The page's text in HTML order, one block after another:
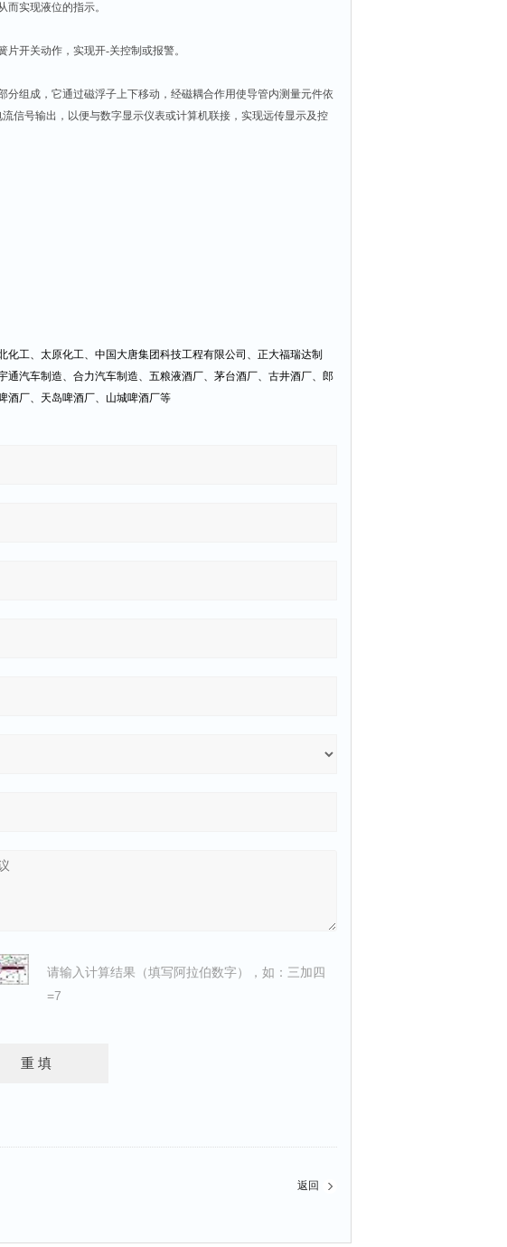
实现液位的指示。
开关动作，实现开-关控制或报警。
组成，它通过磁浮子上下移动，经磁耦合作用使导管内测量元件依
信号输出，以便与数字显示仪表或计算机联接，实现远传显示及控
工、太原化工、中国大唐集团科技工程有限公司、正大福瑞达制
汽车制造、合力汽车制造、五粮液酒厂、茅台酒厂、古井酒厂、郎
酒厂、天岛啤酒厂、山城啤酒厂等
请输入计算结果（填写阿拉伯数字），如：三加四
=7
返回